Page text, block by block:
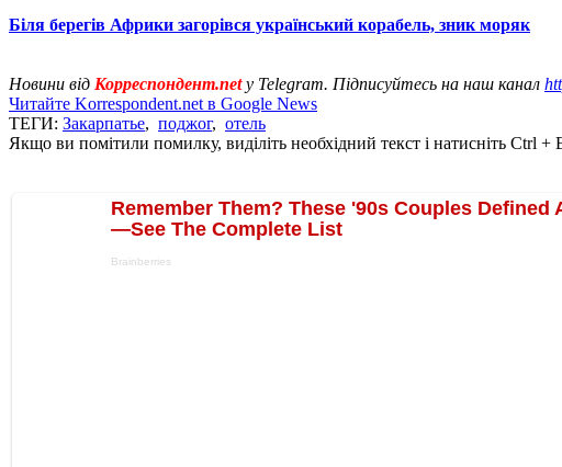
Біля берегів Африки загорівся український корабель, зник моряк
Новини від Корреспондент.netу Telegram. Підписуйтесь на наш канал
Читайте Korrespondent.net в Google News
ТЕГИ: Закарпатье, поджог, отель
Якщо ви помітили помилку, виділіть необхідний текст і натисніть Ctrl